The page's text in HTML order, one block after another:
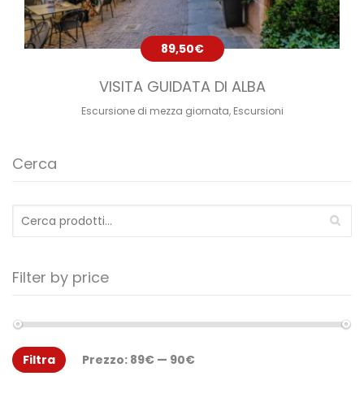
89,50€
VISITA GUIDATA DI ALBA
Escursione di mezza giornata, Escursioni
Cerca
Cerca:
Filter by price
Filtra Prezzo: 89€ — 90€